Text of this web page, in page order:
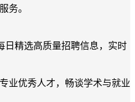
务。
日精选高质量招聘信息，实时
业优秀人才，畅谈学术与就业